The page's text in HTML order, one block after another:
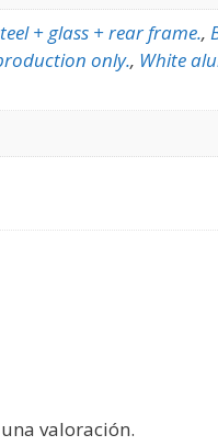
+ glass + rear frame.,
only., White
valoración.